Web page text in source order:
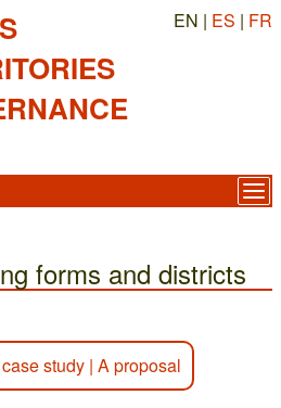
EN | ES | FR
forms and districts
study | A proposal